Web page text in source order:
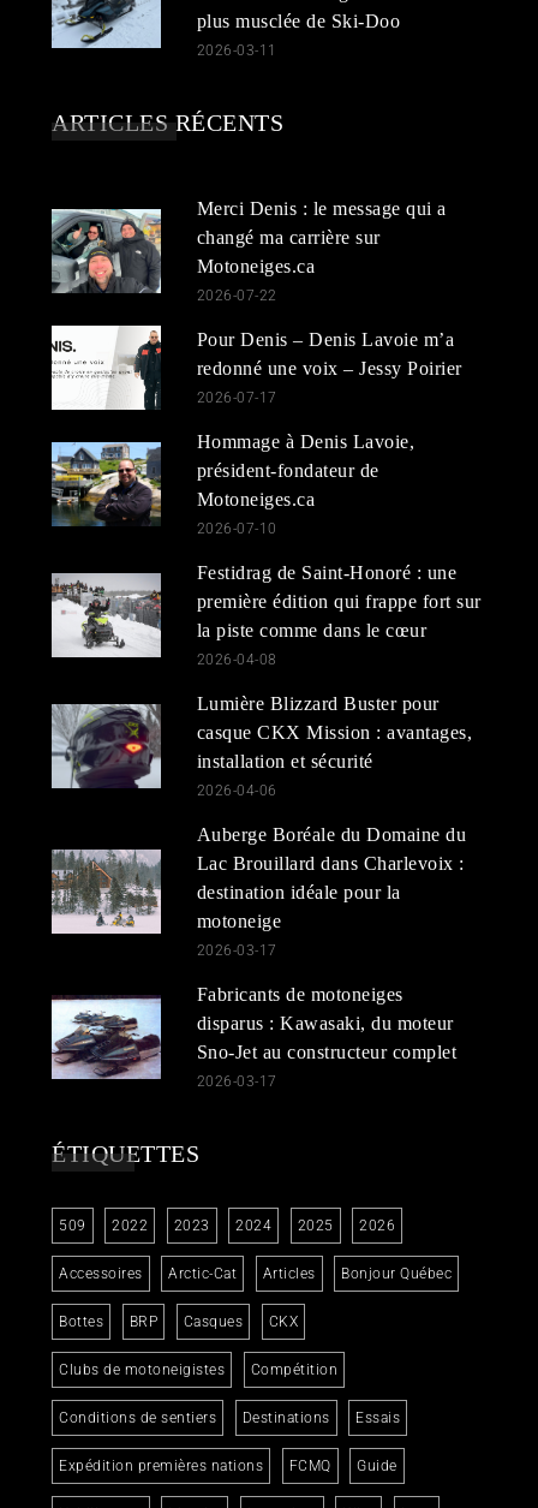
plus musclée de Ski-Doo
2026-03-11
ARTICLES RÉCENTS
Merci Denis : le message qui a
changé ma carrière sur
Motoneiges.ca
2026-07-22
Pour Denis – Denis Lavoie m’a
redonné une voix – Jessy Poirier
2026-07-17
Hommage à Denis Lavoie,
président-fondateur de
Motoneiges.ca
2026-07-10
Festidrag de Saint-Honoré : une
première édition qui frappe fort sur
la piste comme dans le cœur
2026-04-08
Lumière Blizzard Buster pour
casque CKX Mission : avantages,
installation et sécurité
2026-04-06
Auberge Boréale du Domaine du
Lac Brouillard dans Charlevoix :
destination idéale pour la
motoneige
2026-03-17
Fabricants de motoneiges
disparus : Kawasaki, du moteur
Sno-Jet au constructeur complet
2026-03-17
ÉTIQUETTES
509 2022 2023 2024 2025 2026
Accessoires Arctic-Cat Articles Bonjour Québec
Bottes BRP Casques CKX
Clubs de motoneigistes Compétition
Conditions de sentiers Destinations Essais
Expédition premières nations FCMQ Guide